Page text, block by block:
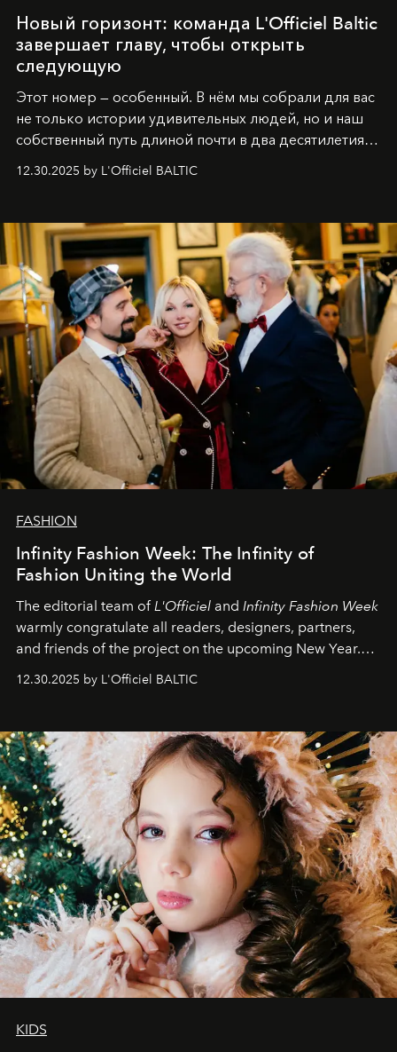
Новый горизонт: команда L'Officiel Baltic
завершает главу, чтобы открыть
следующую
Этот номер — особенный. В нём мы собрали для вас
не только истории удивительных людей, но и наш
собственный путь длиной почти в два десятилетия.
Вместо привычного подведения итогов мы от всей
души говорим спасибо каждому, кто был с нами все
самыми искренними пожеланиями и теплом, ваша
командаL’Officiel Baltic .
12.30.2025 by L'Officiel BALTIC
FASHION
Infinity Fashion Week: The Infinity of
Fashion Uniting the World
The editorial team ofL'Officiel and Infinity Fashion Week
warmly congratulate all readers, designers, partners,
and friends of the project on the upcoming New Year.
May 2026 bring growth, inspiration, bold ideas, and new
achievements.
12.30.2025 by L'Officiel BALTIC
KIDS